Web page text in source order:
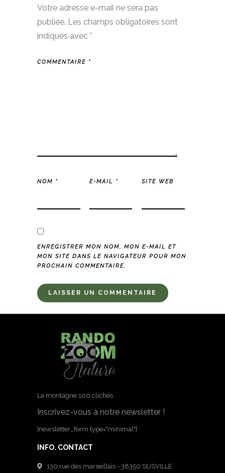
Votre adresse e-mail ne sera pas
publiée. Les champs obligatoires sont
indiqués avec *
COMMENTAIRE *
NOM * E-MAIL * SITE WEB
ENREGISTRER MON NOM, MON E-MAIL ET
MON SITE DANS LE NAVIGATEUR POUR MON
PROCHAIN COMMENTAIRE.
La montagne 100 clichés.
Inscrivez-vous à notre newsletter !
[newsletter_form type="minimal"]
INFO. CONTACT
130 rue des marseillais - 38350 SUSVILLE